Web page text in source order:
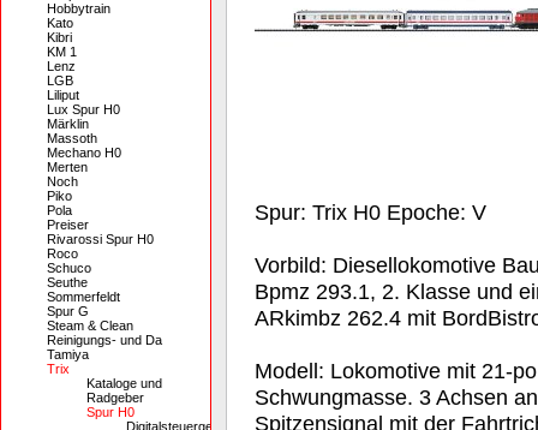
Hobbytrain
Kato
Kibri
KM 1
Lenz
LGB
Liliput
Lux Spur H0
Märklin
Massoth
Mechano H0
Merten
Noch
Piko
Pola
Preiser
Rivarossi Spur H0
Roco
Schuco
Seuthe
Sommerfeldt
Spur G
Steam & Clean
Reinigungs- und Da
Tamiya
Trix
Kataloge und
Radgeber
Spur H0
Digitalsteuergeräte,
Spur: Trix H0 Epoche: V
Vorbild: Diesellokomotive
Bpmz 293.1, 2. Klasse und
ARkimbz 262.4 mit
Modell: Lokomotive mit 21-
Schwungmasse. 3 Achsen
Spitzensignal mit der